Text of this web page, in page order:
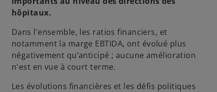
hôpitaux.
Dans l'ensemble, les ratios financiers, et
notamment la marge EBTIDA, ont évolué plus
négativement qu’anticipé ; aucune amélioration
n'est en vue à court terme.
Les évolutions financières et les défis politiques